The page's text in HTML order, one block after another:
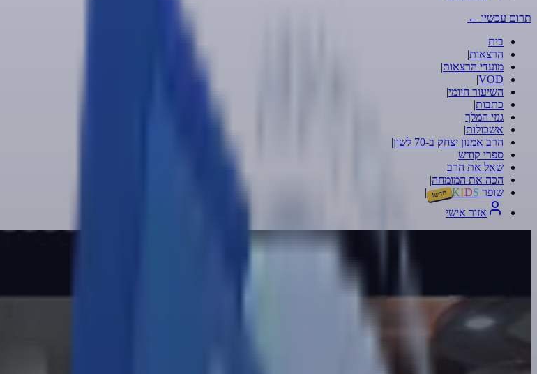
תרום עכשיו ←
בית|
הרצאות|
מועדי הרצאות|
VOD
|
השיעור היומי|
כתבות|
גנזי המלך|
אשכולות|
הרב אמנון יצחק ב-70 לשון
|
ספרי קודש|
שאל את הרב|
הכה את המומחה|
שופר
KIDS חדש! |
אזור אישי